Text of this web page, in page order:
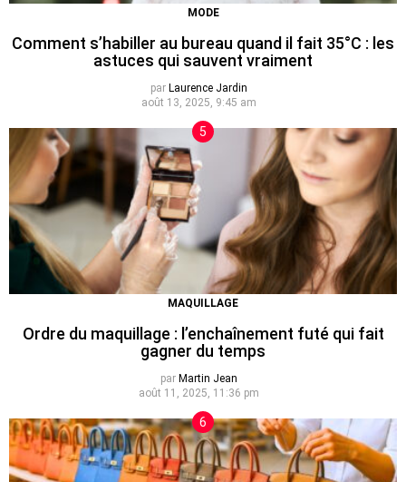
MODE
Comment s’habiller au bureau quand il fait 35°C : les
astuces qui sauvent vraiment
par Laurence Jardin
août 13, 2025, 9:45 am
MAQUILLAGE
Ordre du maquillage : l’enchaînement futé qui fait
gagner du temps
par Martin Jean
août 11, 2025, 11:36 pm